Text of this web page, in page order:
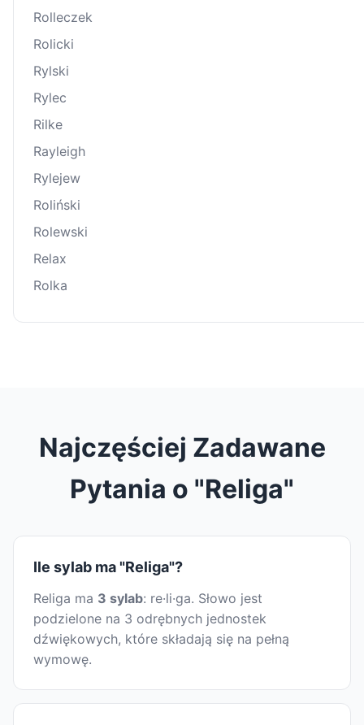
Rolleczek
Rolicki
Rylski
Rylec
Rilke
Rayleigh
Rylejew
Roliński
Rolewski
Relax
Rolka
Najczęściej Zadawane
Pytania o "Religa"
Ile sylab ma "Religa"?
Religa ma 3 sylab: re·li·ga. Słowo jest
podzielone na 3 odrębnych jednostek
dźwiękowych, które składają się na pełną
wymowę.